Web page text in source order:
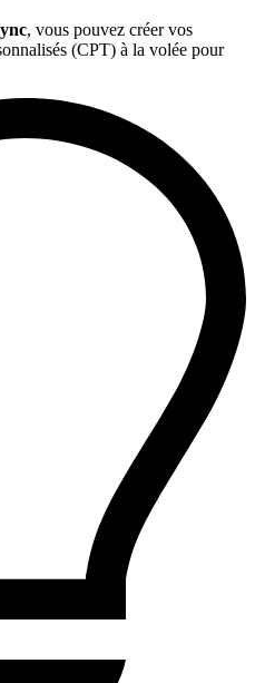
, vous pouvez créer vos
(CPT) à la volée pour